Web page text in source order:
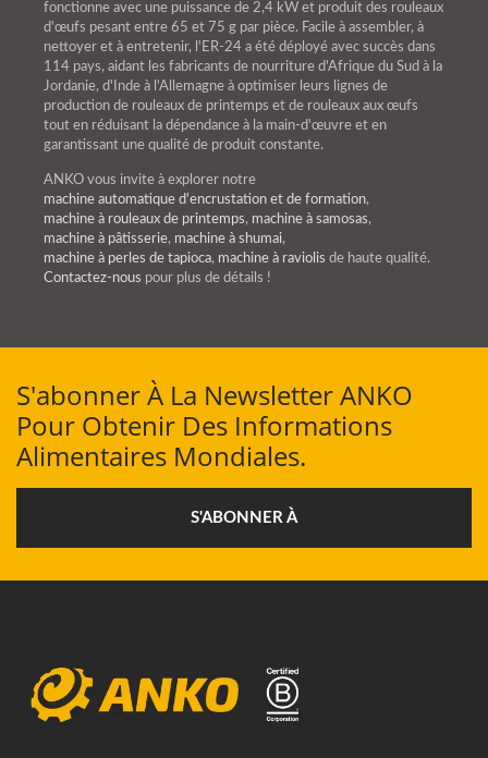
fonctionne avec une puissance de 2,4 kW et produit des rouleaux
d'œufs pesant entre 65 et 75 g par pièce. Facile à assembler, à
nettoyer et à entretenir, l'ER-24 a été déployé avec succès dans
114 pays, aidant les fabricants de nourriture d'Afrique du Sud à la
Jordanie, d'Inde à l'Allemagne à optimiser leurs lignes de
production de rouleaux de printemps et de rouleaux aux œufs
tout en réduisant la dépendance à la main-d'œuvre et en
garantissant une qualité de produit constante.
ANKO vous invite à explorer notre
machine automatique d'encrustation et de formation,
machine à rouleaux de printemps, machine à samosas,
machine à pâtisserie, machine à shumai,
machine à perles de tapioca, machine à raviolis de haute qualité.
Contactez-nous pour plus de détails !
S'abonner À La Newsletter ANKO
Pour Obtenir Des Informations
Alimentaires Mondiales.
S'ABONNER À